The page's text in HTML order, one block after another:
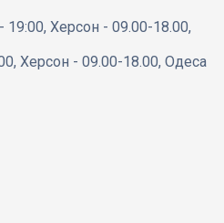
19:00, Херсон - 09.00-18.00,
Херсон - 09.00-18.00, Одеса